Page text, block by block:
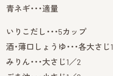
青ネギ・・・適量
いりこだし・・・5カップ
酒・薄口しょうゆ・・・各大さじ1
みりん・・・大さじ1／2